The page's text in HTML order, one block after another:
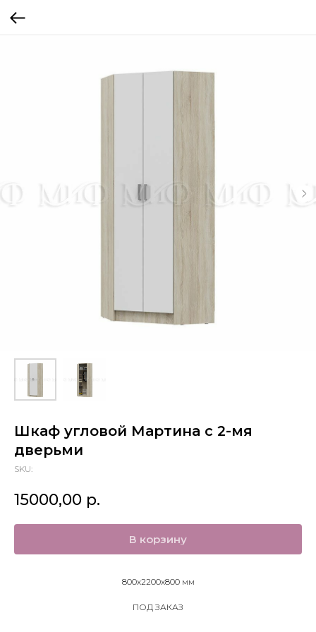
Шкаф угловой Мартина с 2-мя
дверьми
SKU:
15000,00 р.
В корзину
800х2200х800 мм
ПОД ЗАКАЗ